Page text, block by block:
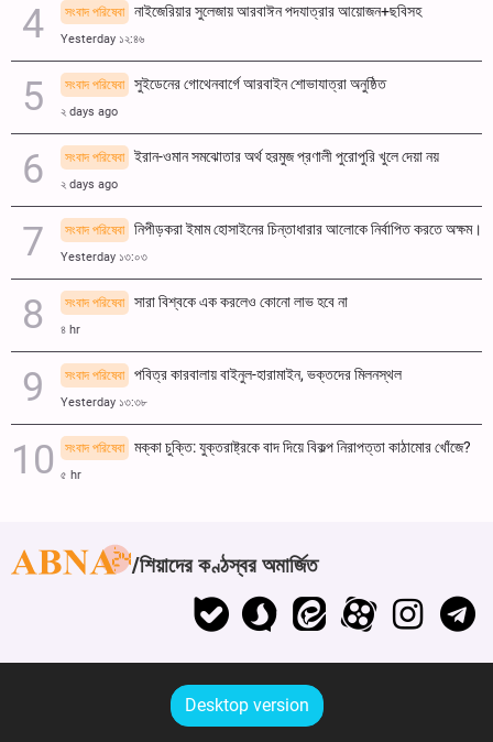
সংবাদ পরিষেবা নাইজেরিয়ার সুলেজায় আরবাঈন পদযাত্রার আয়োজন+ছবিসহ
Yesterday ১২:৪৬
সংবাদ পরিষেবা সুইডেনের গোথেনবার্গে আরবাইন শোভাযাত্রা অনুষ্ঠিত
২ days ago
সংবাদ পরিষেবা ইরান-ওমান সমঝোতার অর্থ হরমুজ প্রণালী পুরোপুরি খুলে দেয়া নয়
২ days ago
সংবাদ পরিষেবা নিপীড়করা ইমাম হোসাইনের চিন্তাধারার আলোকে নির্বাপিত করতে অক্ষম।
Yesterday ১৩:০৩
সংবাদ পরিষেবা সারা বিশ্বকে এক করলেও কোনো লাভ হবে না
৪ hr
সংবাদ পরিষেবা পবিত্র কারবালায় বাইনুল-হারামাইন, ভক্তদের মিলনস্থল
Yesterday ১৩:৩৮
সংবাদ পরিষেবা মক্কা চুক্তি: যুক্তরাষ্ট্রকে বাদ দিয়ে বিকল্প নিরাপত্তা কাঠামোর খোঁজে?
৫ hr
শিয়াদের কণ্ঠস্বর অমার্জিত
Desktop version